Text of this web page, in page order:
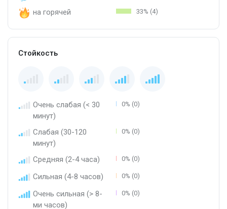
на горячей 33% (4)
Стойкость
Очень слабая (< 30
минут)
0% (0)
Слабая (30-120
минут)
0% (0)
Средняя (2-4 часа) 0% (0)
Сильная (4-8 часов) 0% (0)
Очень сильная (> 8-
ми часов)
0% (0)